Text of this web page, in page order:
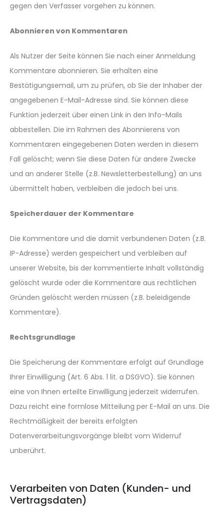
gegen den Verfasser vorgehen zu können.
Abonnieren von Kommentaren
Als Nutzer der Seite können Sie nach einer Anmeldung
Kommentare abonnieren. Sie erhalten eine
Bestätigungsemail, um zu prüfen, ob Sie der Inhaber der
angegebenen E-Mail-Adresse sind. Sie können diese
Funktion jederzeit über einen Link in den Info-Mails
abbestellen. Die im Rahmen des Abonnierens von
Kommentaren eingegebenen Daten werden in diesem
Fall gelöscht; wenn Sie diese Daten für andere Zwecke
und an anderer Stelle (z.B. Newsletterbestellung) an uns
übermittelt haben, verbleiben die jedoch bei uns.
Speicherdauer der Kommentare
Die Kommentare und die damit verbundenen Daten (z.B.
IP-Adresse) werden gespeichert und verbleiben auf
unserer Website, bis der kommentierte Inhalt vollständig
gelöscht wurde oder die Kommentare aus rechtlichen
Gründen gelöscht werden müssen (z.B. beleidigende
Kommentare).
Rechtsgrundlage
Die Speicherung der Kommentare erfolgt auf Grundlage
Ihrer Einwilligung (Art. 6 Abs. 1 lit. a DSGVO). Sie können
eine von Ihnen erteilte Einwilligung jederzeit widerrufen.
Dazu reicht eine formlose Mitteilung per E-Mail an uns. Die
Rechtmäßigkeit der bereits erfolgten
Datenverarbeitungsvorgänge bleibt vom Widerruf
unberührt.
Verarbeiten von Daten (Kunden- und
Vertragsdaten)